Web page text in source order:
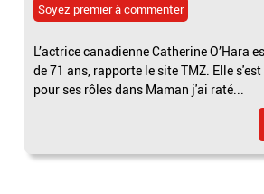
Soyez premier à commenter
L’actrice canadienne Catherine O’Hara
de 71 ans, rapporte le site TMZ. Elle
pour ses rôles dans Maman j'ai raté...